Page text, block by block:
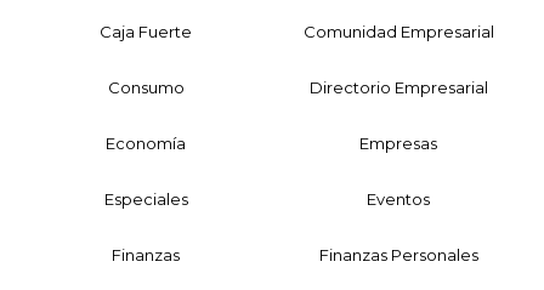
Caja Fuerte Comunidad Empresarial
Consumo Directorio Empresarial
Economía Empresas
Especiales Eventos
Finanzas Finanzas Personales